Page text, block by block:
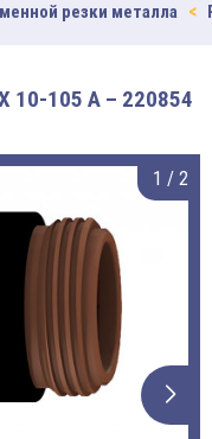
резки металла
10-105 A – 220854
1 / 2